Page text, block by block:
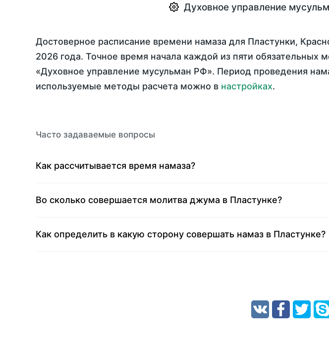
Духовное управление
Достоверное расписание времени намаза для Пластунки,
2026 года. Точное время начала каждой из пяти обязательных
«Духовное управление мусульман РФ». Период проведения
используемые методы расчета можно в настройках.
Часто задаваемые вопросы
Как рассчитывается время намаза?
Во сколько совершается молитва джума в Пластунке?
Как определить в какую сторону совершать намаз в Пластунке?